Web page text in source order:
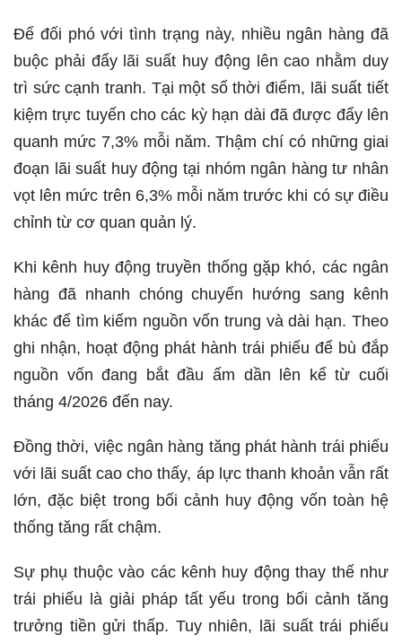
Để đối phó với tình trạng này, nhiều ngân hàng đã
buộc phải đẩy lãi suất huy động lên cao nhằm duy
trì sức cạnh tranh. Tại một số thời điểm, lãi suất tiết
kiệm trực tuyến cho các kỳ hạn dài đã được đẩy lên
quanh mức 7,3% mỗi năm. Thậm chí có những giai
đoạn lãi suất huy động tại nhóm ngân hàng tư nhân
vọt lên mức trên 6,3% mỗi năm trước khi có sự điều
chỉnh từ cơ quan quản lý.
Khi kênh huy động truyền thống gặp khó, các ngân
hàng đã nhanh chóng chuyển hướng sang kênh
khác để tìm kiếm nguồn vốn trung và dài hạn. Theo
ghi nhận, hoạt động phát hành trái phiếu để bù đắp
nguồn vốn đang bắt đầu ấm dần lên kể từ cuối
tháng 4/2026 đến nay.
Đồng thời, việc ngân hàng tăng phát hành trái phiếu
với lãi suất cao cho thấy, áp lực thanh khoản vẫn rất
lớn, đặc biệt trong bối cảnh huy động vốn toàn hệ
thống tăng rất chậm.
Sự phụ thuộc vào các kênh huy động thay thế như
trái phiếu là giải pháp tất yếu trong bối cảnh tăng
trưởng tiền gửi thấp. Tuy nhiên, lãi suất trái phiếu